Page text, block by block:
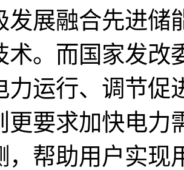
发展融合先进储
术。而国家发改
力运行、调节促
更要求加快电力
，帮助用户实现